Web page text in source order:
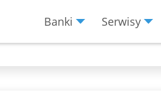
Banki Serwisy
Menu